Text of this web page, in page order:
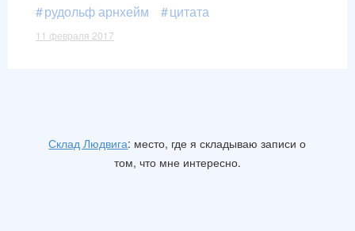
рудольф арнхейм
цитата
11 февраля 2017
Склад Людвига: место, где я складываю записи о
том, что мне интересно.